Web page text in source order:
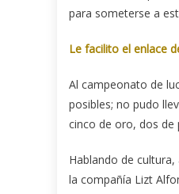
para someterse a
Le facilito el enlace
Al campeonato de
posibles; no pudo
cinco de oro, dos de
Hablando de
la compañía Lizt